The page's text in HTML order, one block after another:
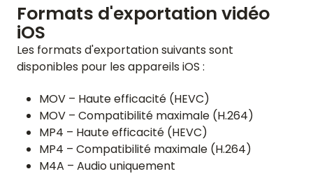
ACCUEIL
AVIS
FONCTIONNALITÉS
VIDÉO
Formats d'exportation vidéo
iOS
Les formats d'exportation suivants sont
disponibles pour les appareils iOS :
MOV – Haute efficacité (HEVC)
MOV – Compatibilité maximale (H.264)
MP4 – Haute efficacité (HEVC)
MP4 – Compatibilité maximale (H.264)
M4A – Audio uniquement